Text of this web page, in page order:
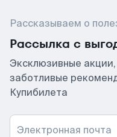
Рассказываем о
Рассылка с
Эксклюзивные
заботливые
Купибилета
Электронная почта